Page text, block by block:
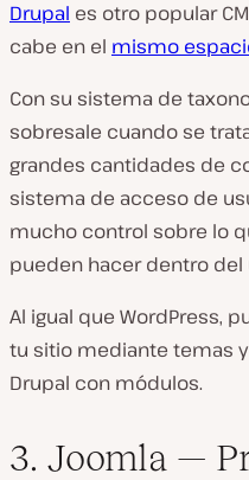
Drupal es otro popular
cabe en el mismo
Con su sistema de
sobresale cuando se
grandes cantidades de
sistema de acceso de
mucho control sobre lo
pueden hacer dentro del
Al igual que WordPress,
tu sitio mediante temas
Drupal con módulos.
3. Joomla —